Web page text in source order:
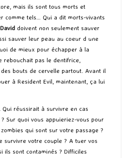
mais ils sont tous morts et
comme tels… Qui a dit morts-vivants
David doivent non seulement sauver
sauver leur peau au coeur d une
de mieux pour échapper à la
rebouchait pas le dentifrice,
bouts de cervelle partout. Avant il
à Resident Evil, maintenant, ça lui
. Qui réussirait à survivre en cas
? Sur quoi vous appuieriez-vous pour
qui sont sur votre passage ?
survivre votre couple ? A tuer vos
ils sont contaminés ? Difficiles